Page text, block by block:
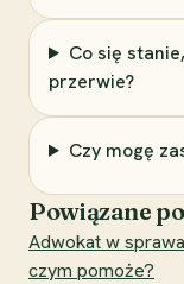
Co się
przerwie?
Czy mogę
Powiązane
Adwokat w
czym pomoże?